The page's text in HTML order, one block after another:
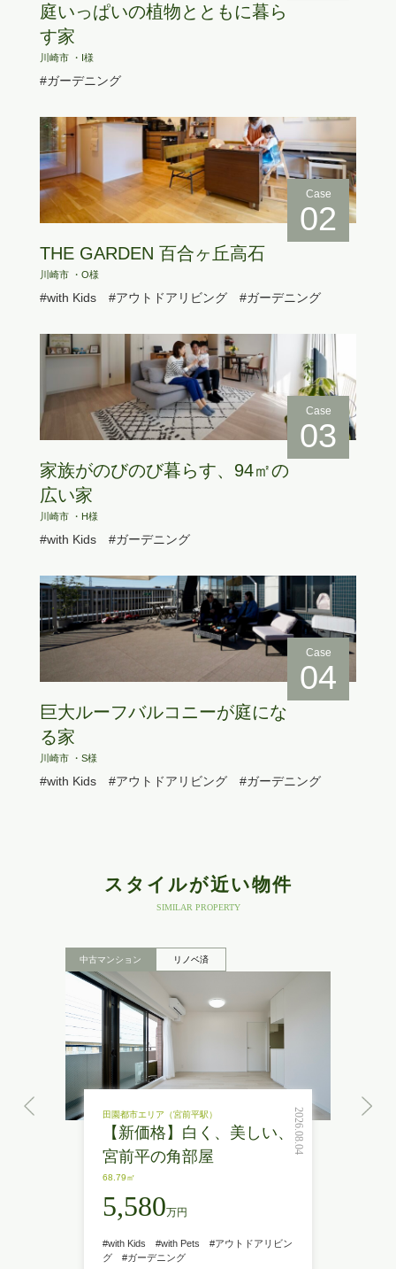
庭いっぱいの植物とともに暮ら
す家
川崎市 ・I様
#ガーデニング
Case
02
THE GARDEN 百合ヶ丘高石
川崎市 ・O様
#with Kids #アウトドアリビング #ガーデニング
Case
03
家族がのびのび暮らす、94㎡の
広い家
川崎市 ・H様
#with Kids #ガーデニング
Case
04
巨大ルーフバルコニーが庭にな
る家
川崎市 ・S様
#with Kids #アウトドアリビング #ガーデニング
スタイルが近い物件
SIMILAR PROPERTY
中古マンション リノベ済
田園都市エリア（宮前平駅）
【新価格】白く、美しい、
宮前平の角部屋
68.79㎡
5,580万円
#with Kids #with Pets
#アウトドアリビン
グ
#ガーデニング
2026.08.04